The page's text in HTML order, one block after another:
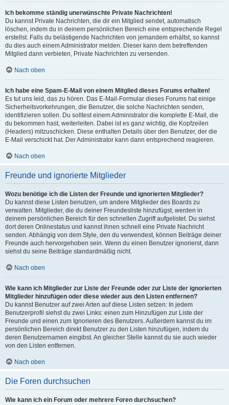
Ich bekomme ständig unerwünschte Private Nachrichten!
Du kannst Private Nachrichten, die dir ein Mitglied sendet, automatisch
löschen, indem du in deinem persönlichen Bereich eine entsprechende Regel
erstellst. Falls du belästigende Nachrichten von jemandem erhältst, so kannst
du dies auch einem Administrator melden. Dieser kann dem betreffenden
Mitglied dann verbieten, Private Nachrichten zu versenden.
Nach oben
Ich habe eine Spam-E-Mail von einem Mitglied dieses Forums erhalten!
Es tut uns leid, das zu hören. Das E-Mail-Formular dieses Forums hat einige
Sicherheitsvorkehrungen, die Benutzer, die solche Nachrichten senden,
identifizieren sollen. Du solltest einem Administrator die komplette E-Mail, die
du bekommen hast, weiterleiten. Dabei ist es ganz wichtig, die Kopfzeilen
(Headers) mitzuschicken. Diese enthalten Details über den Benutzer, der die
E-Mail verschickt hat. Der Administrator kann dann entsprechend reagieren.
Nach oben
Freunde und ignorierte Mitglieder
Wozu benötige ich die Listen der Freunde und ignorierten Mitglieder?
Du kannst diese Listen benutzen, um andere Mitglieder des Boards zu
verwalten. Mitglieder, die du deiner Freundesliste hinzufügst, werden in
deinem persönlichen Bereich für den schnellen Zugriff aufgelistet. Du siehst
dort deren Onlinestatus und kannst ihnen schnell eine Private Nachricht
senden. Abhängig von dem Style, den du verwendest, können Beiträge deiner
Freunde auch hervorgehoben sein. Wenn du einen Benutzer ignorierst, dann
siehst du seine Beiträge standardmäßig nicht.
Nach oben
Wie kann ich Mitglieder zur Liste der Freunde oder zur Liste der ignorierten
Mitglieder hinzufügen oder diese wieder aus den Listen entfernen?
Du kannst Benutzer auf zwei Arten auf diese Listen setzen: In jedem
Benutzerprofil siehst du zwei Links: einen zum Hinzufügen zur Liste der
Freunde und einen zum Ignorieren des Benutzers. Außerdem kannst du im
persönlichen Bereich direkt Benutzer zu den Listen hinzufügen, indem du
deren Benutzernamen eingibst. An gleicher Stelle kannst du sie auch wieder
von den Listen entfernen.
Nach oben
Die Foren durchsuchen
Wie kann ich ein Forum oder mehrere Foren durchsuchen?